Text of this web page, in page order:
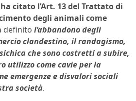
ha citato l’Art. 13 del Trattato di
degli animali come
definito l’abbandono degli
clandestino, il randagismo,
che sono costretti a subire,
utilizzo come cavie per la
emergenze e disvalori sociali
società.